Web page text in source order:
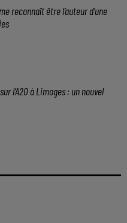
reconnaît être l’auteur d’une
l’A20 à Limoges : un nouvel